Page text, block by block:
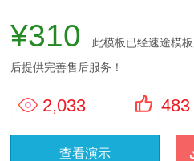
¥310
此模板已经速途模
后提供完善售后服务！
2,033 483
查看演示